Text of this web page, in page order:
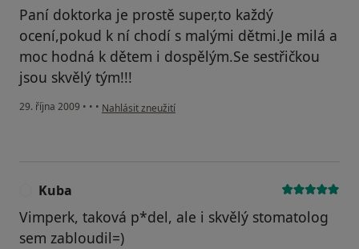
Paní doktorka je prostě super,to každý
ocení,pokud k ní chodí s malými dětmi.Je milá a
moc hodná k dětem i dospělým.Se sestřičkou
jsou skvělý tým!!!
29. října 2009 • • • podle názoru uživatele Váš účet byl odstraněn
Nahlásit zneužití
Kuba
Vimperk, taková p*del, ale i skvělý stomatolog
sem zabloudil=)